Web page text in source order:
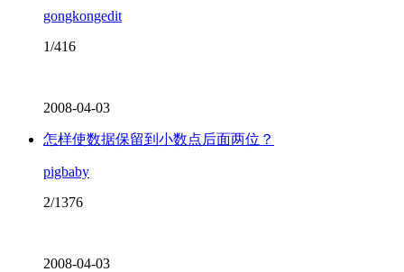
gongkongedit
1/416
2008-04-03
怎样使数据保留到小数点后面两位？
pigbaby
2/1376
2008-04-03